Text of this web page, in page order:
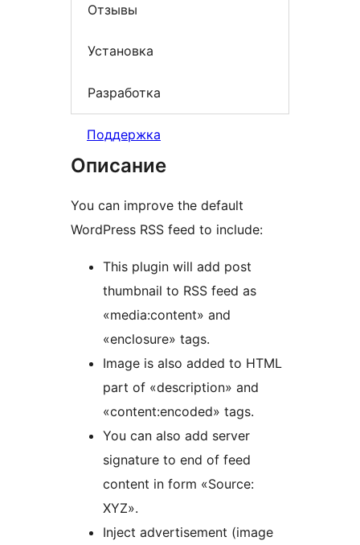
Отзывы
Установка
Разработка
Поддержка
Описание
You can improve the default
WordPress RSS feed to include:
This plugin will add post
thumbnail to RSS feed as
«media:content» and
«enclosure» tags.
Image is also added to HTML
part of «description» and
«content:encoded» tags.
You can also add server
signature to end of feed
content in form «Source:
XYZ».
Inject advertisement (image